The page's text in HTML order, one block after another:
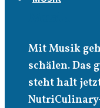
Mit Musik
schälen. Das
steht halt